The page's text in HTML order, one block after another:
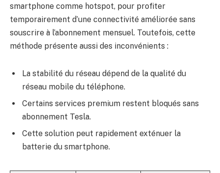
smartphone comme hotspot, pour profiter
temporairement d’une connectivité améliorée sans
souscrire à l’abonnement mensuel. Toutefois, cette
méthode présente aussi des inconvénients :
La stabilité du réseau dépend de la qualité du
réseau mobile du téléphone.
Certains services premium restent bloqués sans
abonnement Tesla.
Cette solution peut rapidement exténuer la
batterie du smartphone.